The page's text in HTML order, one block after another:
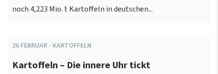
noch 4,223 Mio. t Kartoffeln in deutschen...
26 FEBRUAR - KARTOFFELN
Kartoffeln – Die innere Uhr tickt